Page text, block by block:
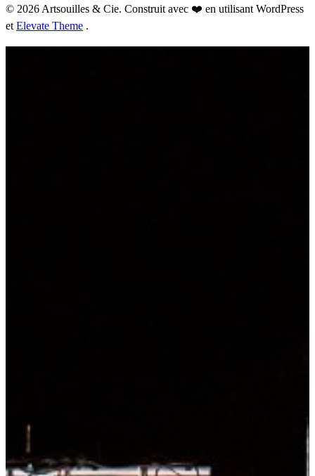
© 2026 Artsouilles & Cie. Construit avec ❤️ en utilisant WordPress
et Elevate Theme .